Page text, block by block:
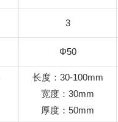
3
Φ50
长度：30-100mm
宽度：30mm
厚度：50mm